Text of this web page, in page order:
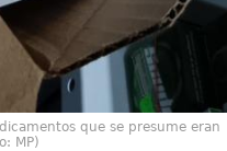
que se presume eran
MP)